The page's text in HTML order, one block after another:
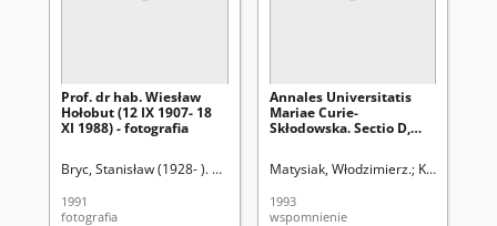
Prof. dr hab. Wiesław
Hołobut (12 IX 1907- 18
XI 1988) - fotografia
Bryc, Stanisław (1928- ). Redaktor sekcji
1991
fotografia
Annales Universitatis
Mariae Curie-
Skłodowska. Sectio D,
Matysiak, Włodzimierz. Krwawicz,
1993
wspomnienie